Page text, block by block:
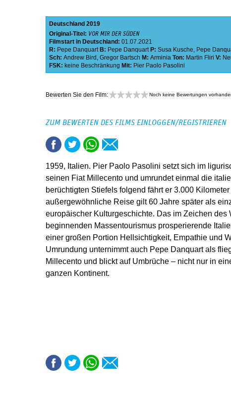
Deutschland 2019
Original-Titel: VOR MIR DER SÜDEN
Filmstart in Deutschland: 01.07.2021
R: Pepe Danquart B: Pepe Danquart P: Susa Kusche, Pepe
Sch: Andrew Bird , Gregor Bartsch M: Arminia Ton: Martin Fliri V:
FSK: keine Beschränkung Mit: Pier Paolo Pasolini
Bewerten Sie den Film: Noch keine Bewertungen
ZUM BEWERTEN DES FILMS EINLOGGEN/REGISTRIEREN
1959, Italien. Pier Paolo Pasolini setzt sich im
seinen Fiat Millecento und umrundet einmal die
berüchtigten Stiefels folgend fährt er 3.000
außergewöhnliche Reise gilt 60 Jahre später als
europäischer Kulturgeschichte. Das im Zeichen des
beginnenden Massentourismus prosperierende
einer großen Portion Hellsichtigkeit, Empathie und
Umrundung unternimmt auch Pepe Danquart als
Millecento und blickt auf Umbrüche – nicht nur in
ganzen Kontinent.